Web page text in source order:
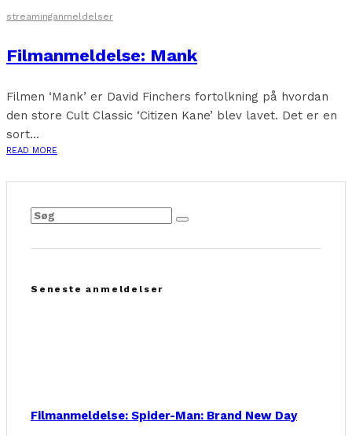
streaminganmeldelser
Filmanmeldelse: Mank
Filmen ‘Mank’ er David Finchers fortolkning på hvordan
den store Cult Classic ‘Citizen Kane’ blev lavet. Det er en
sort...
READ MORE
Seneste anmeldelser
Filmanmeldelse: Spider-Man: Brand New Day